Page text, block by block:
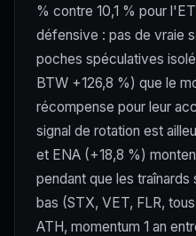
% contre 10,1 % pour
défensive : pas de vraie
poches spéculatives
BTW +126,8 %) que le
récompense pour leur
signal de rotation est
et ENA (+18,8 %)
pendant que les
bas (STX, VET, FLR,
ATH, momentum 1 an